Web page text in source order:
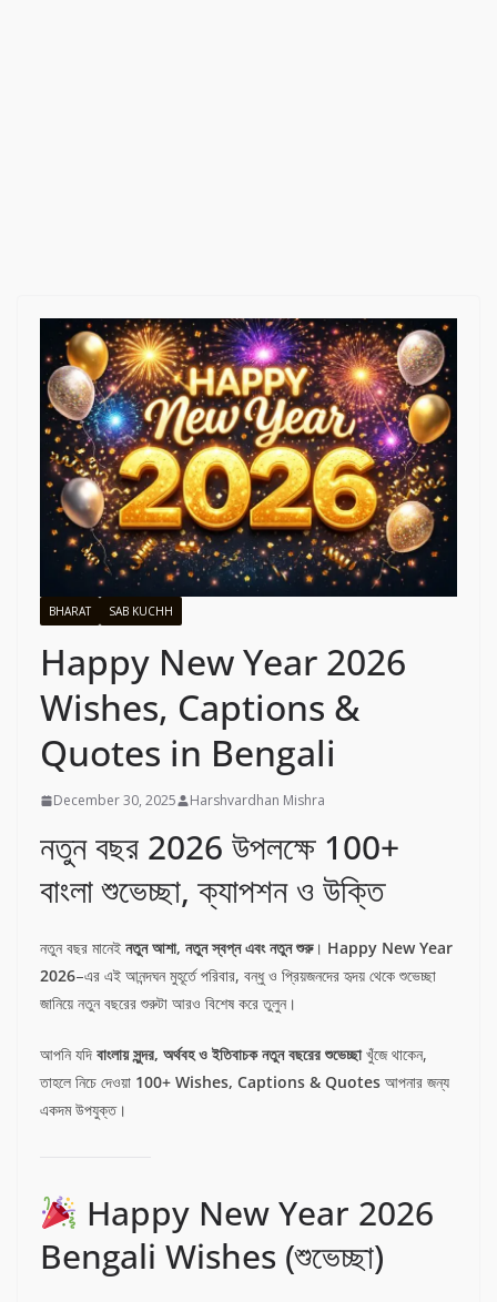
BHARAT SAB KUCHH
Happy New Year 2026
Wishes, Captions &
Quotes in Bengali
December 30, 2025 Harshvardhan Mishra
নতুন বছর 2026 উপলক্ষে 100+
বাংলা শুভেচ্ছা, ক্যাপশন ও উক্তি
নতুন বছর মানেই নতুন আশা, নতুন স্বপ্ন এবং নতুন শুরু। Happy New Year
2026–এর এই আনন্দঘন মুহূর্তে পরিবার, বন্ধু ও প্রিয়জনদের হৃদয় থেকে শুভেচ্ছা
জানিয়ে নতুন বছরের শুরুটা আরও বিশেষ করে তুলুন।
আপনি যদি বাংলায় সুন্দর, অর্থবহ ও ইতিবাচক নতুন বছরের শুভেচ্ছাখুঁজে থাকেন,
তাহলে নিচে দেওয়া 100+ Wishes, Captions & Quotes আপনার জন্য
একদম উপযুক্ত।
Happy New Year 2026
Bengali Wishes (শুভেচ্ছা)